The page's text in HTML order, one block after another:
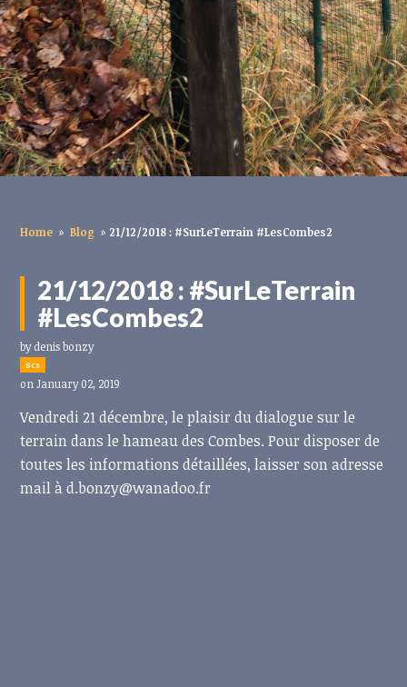
Home » Blog » 21/12/2018 : #SurLeTerrain #LesCombes2
21/12/2018 : #SurLeTerrain
#LesCombes2
bydenis bonzy
8cs
on January 02, 2019
Vendredi 21 décembre, le plaisir du dialogue sur le
terrain dans le hameau des Combes. Pour disposer de
toutes les informations détaillées, laisser son adresse
mail àd.bonzy@wanadoo.fr